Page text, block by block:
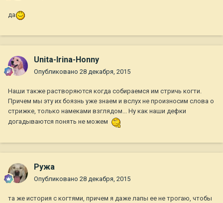
да
Unita-Irina-Honny
Опубликовано 28 декабря, 2015
Наши также растворяются когда собираемся им стричь когти.
Причем мы эту их боязнь уже знаем и вслух не произносим слова о
стрижке, только намеками взглядом... Ну как наши дефки
догадываются понять не можем
Ружа
Опубликовано 28 декабря, 2015
та же история с когтями, причем я даже лапы ее не трогаю, чтобы